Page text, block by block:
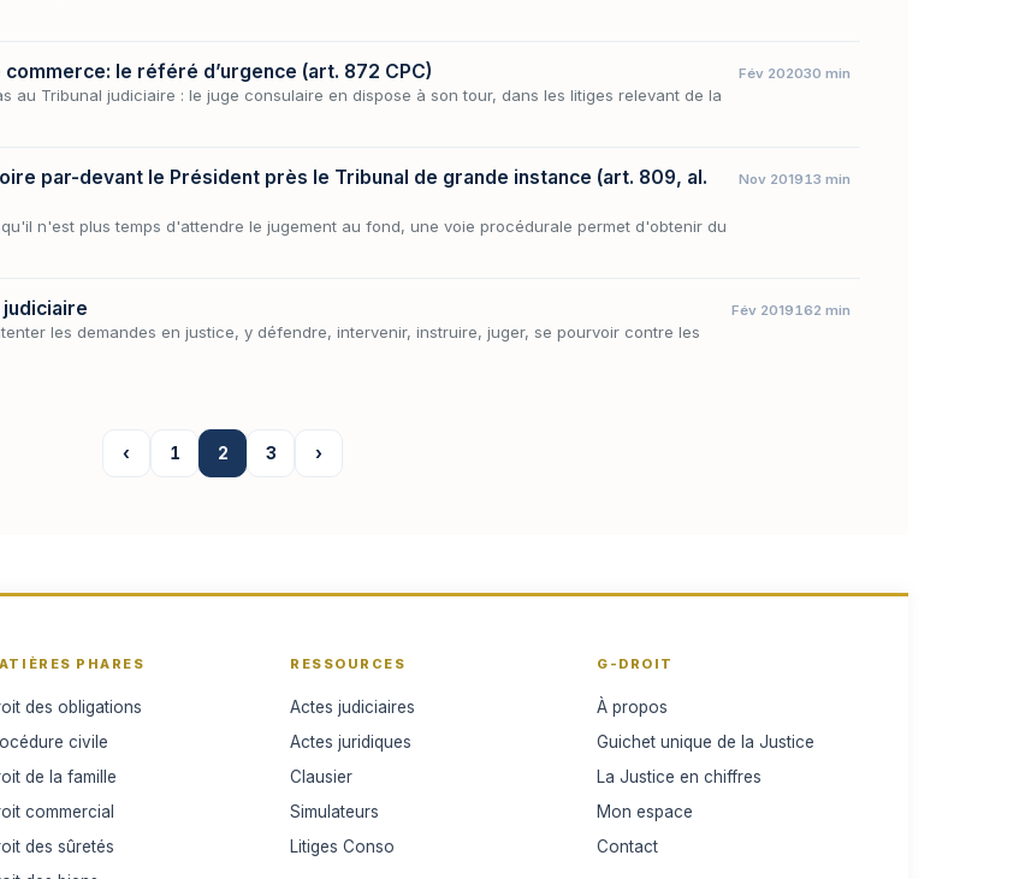
le référé d’urgence (art. 872 CPC)
au Tribunal judiciaire : le juge consulaire en dispose à son tour, dans les litiges relevant de la
Fév 202030 min
par-devant le Président près le Tribunal de grande instance (art. 809, al.
n'est plus temps d'attendre le jugement au fond, une voie procédurale permet d'obtenir du
Nov 201913 min
les demandes en justice, y défendre, intervenir, instruire, juger, se pourvoir contre les
Fév 2019162 min
‹ 1 2 3 ›
PHARES
des obligations
civile
de la famille
commercial
des sûretés
RESSOURCES
Actes judiciaires
Actes juridiques
Clausier
Simulateurs
Litiges Conso
G-DROIT
À propos
Guichet unique de la Justice
La Justice en chiffres
Mon espace
Contact